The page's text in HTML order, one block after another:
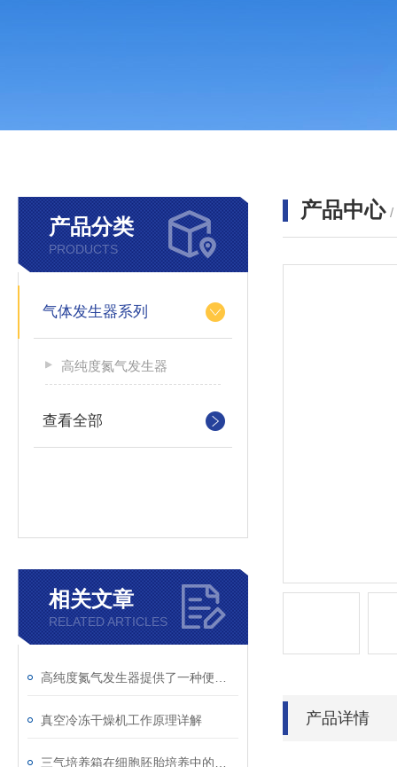
产品分类
PRODUCTS
气体发生器系列
高纯度氮气发生器
查看全部
相关文章
RELATED ARTICLES
真空冷冻干燥机工作原理详解
产品中心 /
产品详情